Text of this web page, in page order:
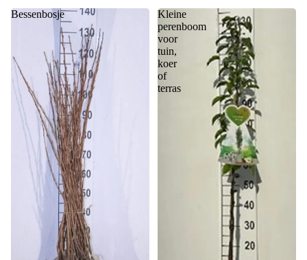
Bessenbosje
Kleine
perenboom
voor
tuin,
koer
of
terras